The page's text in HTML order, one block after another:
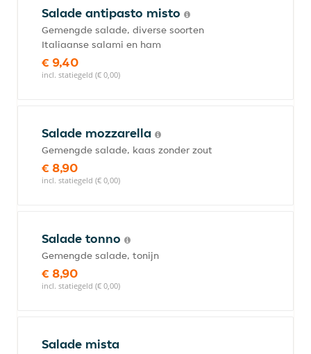
Salade antipasto misto
Gemengde salade, diverse soorten
Italiaanse salami en ham
€ 9,40
incl. statiegeld (€ 0,00)
Salade mozzarella
Gemengde salade, kaas zonder zout
€ 8,90
incl. statiegeld (€ 0,00)
Salade tonno
Gemengde salade, tonijn
€ 8,90
incl. statiegeld (€ 0,00)
Salade mista